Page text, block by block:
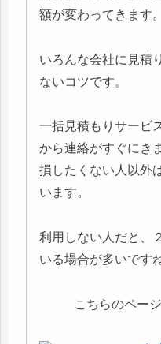
額が変わってきます。
いろんな会社に見積
ないコツです。
一括見積もりサービ
から連絡がすぐにき
損したくない人以外
います。
利用しない人だと、
いる場合が多いです
こちらのペー